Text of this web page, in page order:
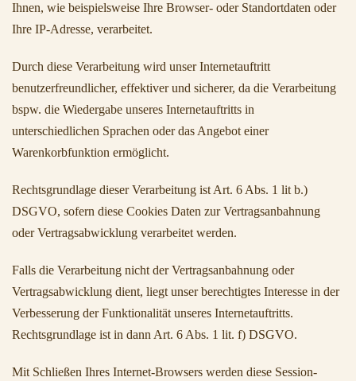
Ihnen, wie beispielsweise Ihre Browser- oder Standortdaten oder
Ihre IP-Adresse, verarbeitet.
Durch diese Verarbeitung wird unser Internetauftritt
benutzerfreundlicher, effektiver und sicherer, da die Verarbeitung
bspw. die Wiedergabe unseres Internetauftritts in
unterschiedlichen Sprachen oder das Angebot einer
Warenkorbfunktion ermöglicht.
Rechtsgrundlage dieser Verarbeitung ist Art. 6 Abs. 1 lit b.)
DSGVO, sofern diese Cookies Daten zur Vertragsanbahnung
oder Vertragsabwicklung verarbeitet werden.
Falls die Verarbeitung nicht der Vertragsanbahnung oder
Vertragsabwicklung dient, liegt unser berechtigtes Interesse in der
Verbesserung der Funktionalität unseres Internetauftritts.
Rechtsgrundlage ist in dann Art. 6 Abs. 1 lit. f) DSGVO.
Mit Schließen Ihres Internet-Browsers werden diese Session-